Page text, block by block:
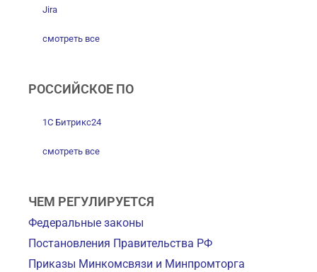
Jira
смотреть все
РОССИЙСКОЕ ПО
1С Битрикс24
смотреть все
ЧЕМ РЕГУЛИРУЕТСЯ
Федеральные законы
Постановления Правительства РФ
Приказы Минкомсвязи и Минпромторга